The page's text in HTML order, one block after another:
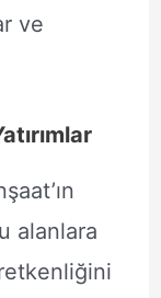
ve
alanlara